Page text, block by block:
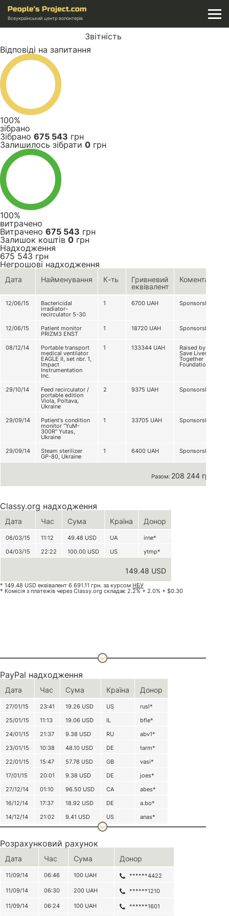
Всеукраїнський центр волонтерів
Звітність
Відповіді на запитання
100%
зібрано
Зібрано 675 543 грн
Залишилось зібрати 0 грн
100%
витрачено
Витрачено 675 543 грн
Залишок коштів 0 грн
Надходження
675 543 грн
Негрошові надходження
Дата Найменування К-ть
Гривневий
еквівалент
Коментар
12/06/15 Bactericidal
irradiator-
recirculator 5-30
1 6700 UAH Sponsorship
12/06/15 Patient monitor
PRIZM3 ENST
1 18720 UAH Sponsorship
08/12/14 Portable transport
medical ventilator
EAGLE II, set nbr. 1,
Impact
Instrumentation
Inc.
1 133344 UAH Raised by
Save Lives
Together
Foundation
29/10/14 Feed recirculator /
portable edition
Viola, Poltava,
Ukraine
2 9375 UAH Sponsorship
29/09/14 Patient's condition
monitor “YuM-
300R” Yutas,
Ukraine
1 33705 UAH Sponsorship
29/09/14 Steam sterilizer
GP-80, Ukraine
1 6400 UAH Sponsorship
Разом: 208 244 грн
Classy.org надходження
Дата Час Сума Країна Донор
06/03/15 11:12 49.48 USD UA
irne*
04/03/15
22:22 100.00 USD US ytmp*
149.48 USD
* 149.48 USD еквівалент 6 691.11 грн. за курсом НБУ
* Комісія з платежів через Classy.org складає 2.2% + 2.0% + $0.30
PayPal надходження
Дата Час Сума Країна Донор
27/01/15 23:41 19.26 USD US
rusl*
25/01/15
11:13 19.06 USD IL
bfle*
24/01/15
21:37 9.38 USD RU
abv1*
23/01/15
10:38 48.10 USD DE
tarm*
22/01/15
15:47 57.78 USD GB
vasi*
17/01/15
20:01 9.38 USD DE
joes*
27/12/14
01:10 96.50 USD CA
abes*
16/12/14
17:37 18.92 USD DE
a.bo*
14/12/14
21:02 9.41 USD US
anas*
UA
288.45 USD
* 288.45 USD що на дату конвертації (03.03.2015) становило 7747.22 грн.
Розрахунковий рахунок
Дата Час Сума Донор
11/09/14 06:46 100 UAH ******4422
11/09/14 06:30 200 UAH ******1210
11/09/14 06:24 100 UAH ******1601